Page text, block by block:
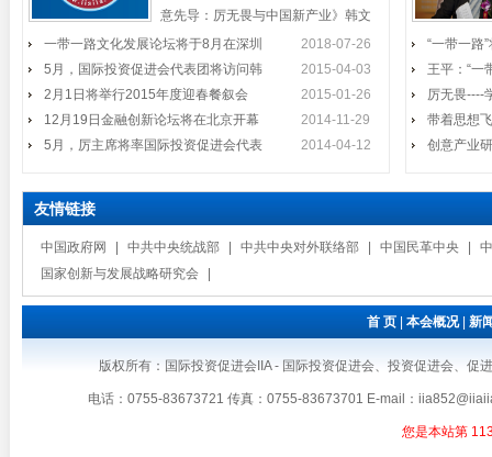
问澳大利亚并会见黄金海岸市長
Tom Tate
厉无畏出席全国名牌颁奖礼
厉主席、王会长出席资本发展研
10月24日下午，中国金融改革与
《创意先导》《启功图传》首发式
暨启功书画和鸿远艺术馆馆藏珍
意先导：厉无畏与中国新产业》韩文
版将在韩国西江大学举行
2月1日将举行2015年度迎春餐叙
会
国际投资促进会在深圳会员将举行
2015年度迎春餐叙会时间：2015年2
月1日（周日）中午11:30开始地点：
深圳市福田区
12月19日金融创新论坛将在北京
5月，厉主席将率国际投资促进会
2014年第十届中国（深圳）国际
文化产业博览交
我会代表团将在东京受到温总理
本，并出席在东京举行的第三届中日
2018-07-26
一带一路文化发展论坛将于8月在深圳
2015-04-03
5月，国际投资促进会代表团将访问韩
2015-01-26
2月1日将举行2015年度迎春餐叙会
2014-11-29
12月19日金融创新论坛将在北京开幕
2014-04-12
5月，厉主席将率国际投资促进会代表
“一带一路
王平：“一
厉无畏----
带着思想
创意产业
友情链接
中国政府网 中共中央统战部 中共中央对外联络部 中国民革中央
国家创新与发展战略研究会
首 页 本会概况| 新
版权所有：国际投资促进会IIA - 国际投资促进会、投资促进会、
电话：0755-83673721 传真：0755-83673701 E-mail：
您是本站第